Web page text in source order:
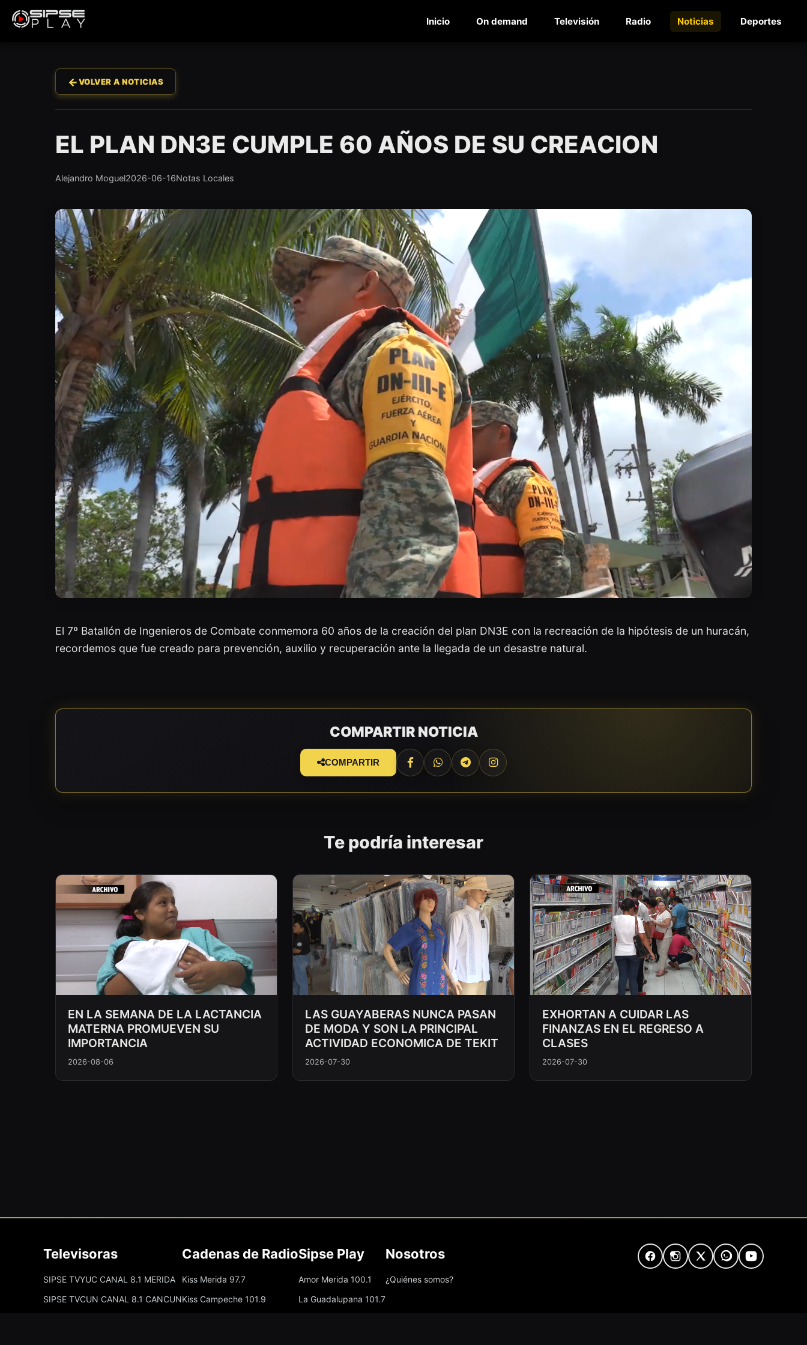
Inicio On demand Televisión Radio Noticias Deportes
←VOLVER A NOTICIAS
EL PLAN DN3E CUMPLE 60 AÑOS DE SU CREACION
Alejandro Moguel2026-06-16Notas Locales
El 7º Batallón de Ingenieros de Combate conmemora 60 años de la creación del plan DN3E con la recreación de la hipótesis de un huracán,
recordemos que fue creado para prevención, auxilio y recuperación ante la llegada de un desastre natural.
COMPARTIR NOTICIA
COMPARTIR
Te podría interesar
EN LA SEMANA DE LA LACTANCIA
MATERNA PROMUEVEN SU
IMPORTANCIA
2026-08-06
LAS GUAYABERAS NUNCA PASAN
DE MODA Y SON LA PRINCIPAL
ACTIVIDAD ECONOMICA DE TEKIT
2026-07-30
EXHORTAN A CUIDAR LAS
FINANZAS EN EL REGRESO A
CLASES
2026-07-30
Televisoras
SIPSE TVYUC CANAL 8.1 MERIDA
SIPSE TVCUN CANAL 8.1 CANCUN
Cadenas de Radio
Kiss Merida 97.7
Kiss Campeche 101.9
Sipse Play
Amor Merida 100.1
La Guadalupana 101.7
Nosotros
¿Quiénes somos?